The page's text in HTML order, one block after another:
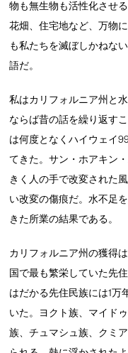
物も無生物も活性化させ
花畑、住宅地など、万物
も私たちを滅ぼしかねな
語だ。
私はカリフォルニア州と
ならば昔の話を繰り返す
は何度となくハイウェイ
てきた。サン・ホアキン
きく人の手で改変された
い改変の傷痕だ。水不足
きた所業の結果である。
カリフォルニア州の獲得
国で最も繁栄していた先
はだかる先住民族には1万
いた。ヨクト族、マイド
族、チュマシュ族、クミ